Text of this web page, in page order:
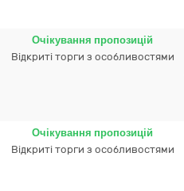
Очікування пропозицій
Відкриті торги з особливостями
Очікування пропозицій
Відкриті торги з особливостями